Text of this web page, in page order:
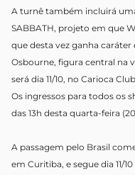
A turnê também incluirá
SABBATH, projeto em que
que desta vez ganha
Osbourne, figura central na
será dia 11/10, no Carioca
Os ingressos para todos os
das 13h desta quarta-feira
A passagem pelo Brasil
em Curitiba, e segue dia 11/